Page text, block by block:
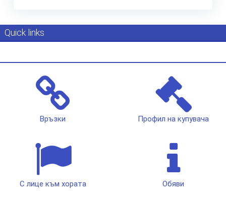
Quick links
Връзки Профил на купувача
С лице към хората Обяви